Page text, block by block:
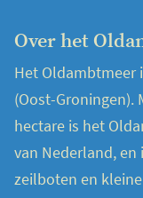
Over het
Het Oldambtmeer
(Oost-Groningen).
hectare is het
van Nederland, en
zeilboten en